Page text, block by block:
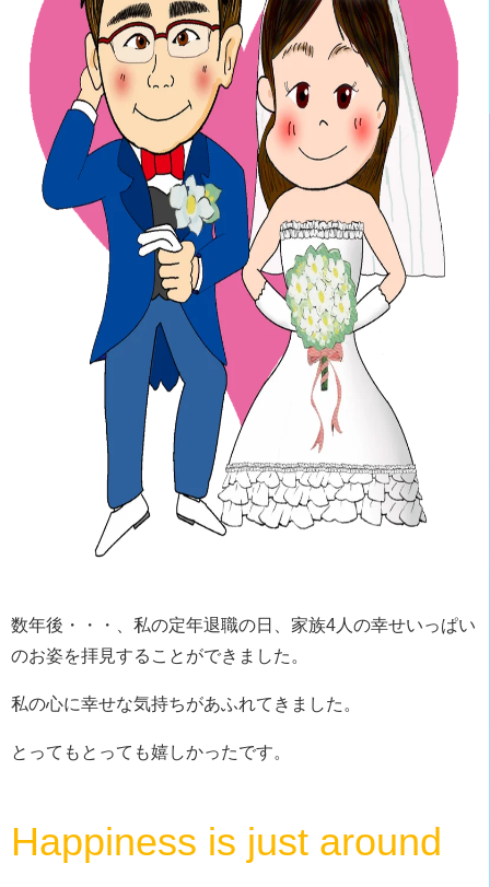
数年後・・・、私の定年退職の日、家族4人の幸せいっぱい
のお姿を拝見することができました。
私の心に幸せな気持ちがあふれてきました。
とってもとっても嬉しかったです。
Happiness is just around